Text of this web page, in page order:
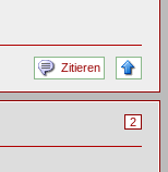
Zitieren
2